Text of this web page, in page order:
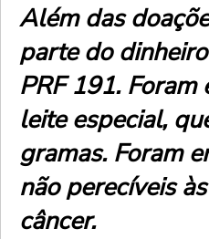
Além das
parte do
PRF 191.
leite especial,
gramas. Foram
não perecíveis
câncer.